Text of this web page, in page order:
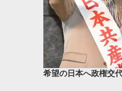
希望の日本へ政権交